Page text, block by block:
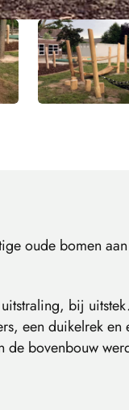
oude bomen
bij
een duikelrek en
de bovenbouw